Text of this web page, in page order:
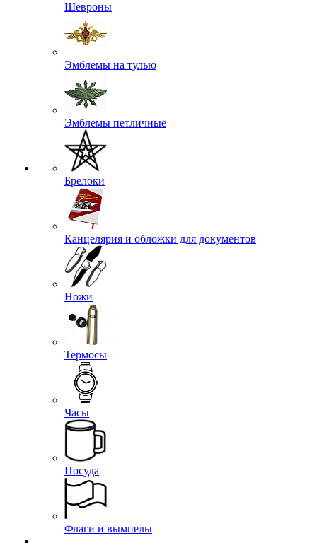
Шевроны
Эмблемы на тулью
Эмблемы петличные
Брелоки
Канцелярия и обложки для документов
Ножи
Термосы
Часы
Посуда
Флаги и вымпелы